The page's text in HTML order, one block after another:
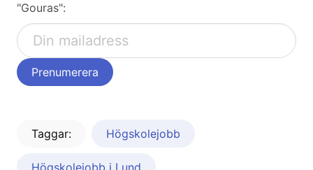
"Gouras":
Taggar: Högskolejobb